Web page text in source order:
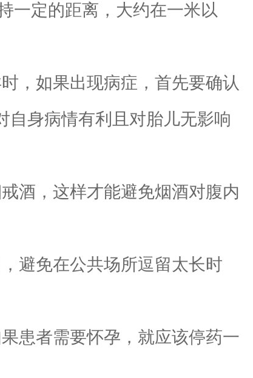
定的距离，大约在一米以
，如果出现病症，首先要确认
自身病情有利且对胎儿无影响
酒，这样才能避免烟酒对腹内
避免在公共场所逗留太长时
患者需要怀孕，就应该停药一